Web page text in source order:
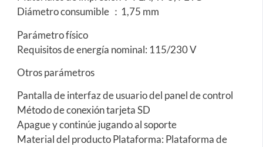
Diámetro consumible ：1,75 mm
Parámetro físico
Requisitos de energía nominal: 115/230 V
Otros parámetros
Pantalla de interfaz de usuario del panel de control
Método de conexión tarjeta SD
Apague y continúe jugando al soporte
Material del producto Plataforma: Plataforma de